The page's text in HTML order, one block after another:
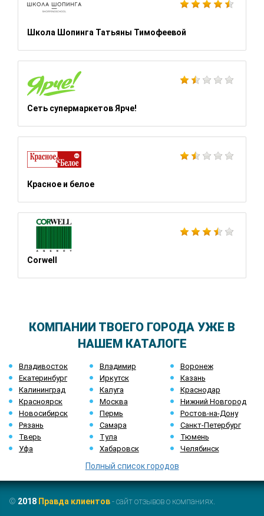
Школа Шопинга Татьяны Тимофеевой
Сеть супермаркетов Ярче!
Красное и белое
Corwell
КОМПАНИИ ТВОЕГО ГОРОДА УЖЕ В
НАШЕМ КАТАЛОГЕ
Владивосток Владимир
Воронеж
Екатеринбург
Иркутск
Казань
Калининград
Калуга
Краснодар
Красноярск
Москва
Нижний Новгород
Новосибирск
Пермь
Ростов-на-Дону
Рязань
Самара
Санкт-Петербург
Тверь
Тула
Тюмень
Уфа
Хабаровск Челябинск
Полный список городов
© 2018 Правда клиентов- сайт отзывов о компаниях.